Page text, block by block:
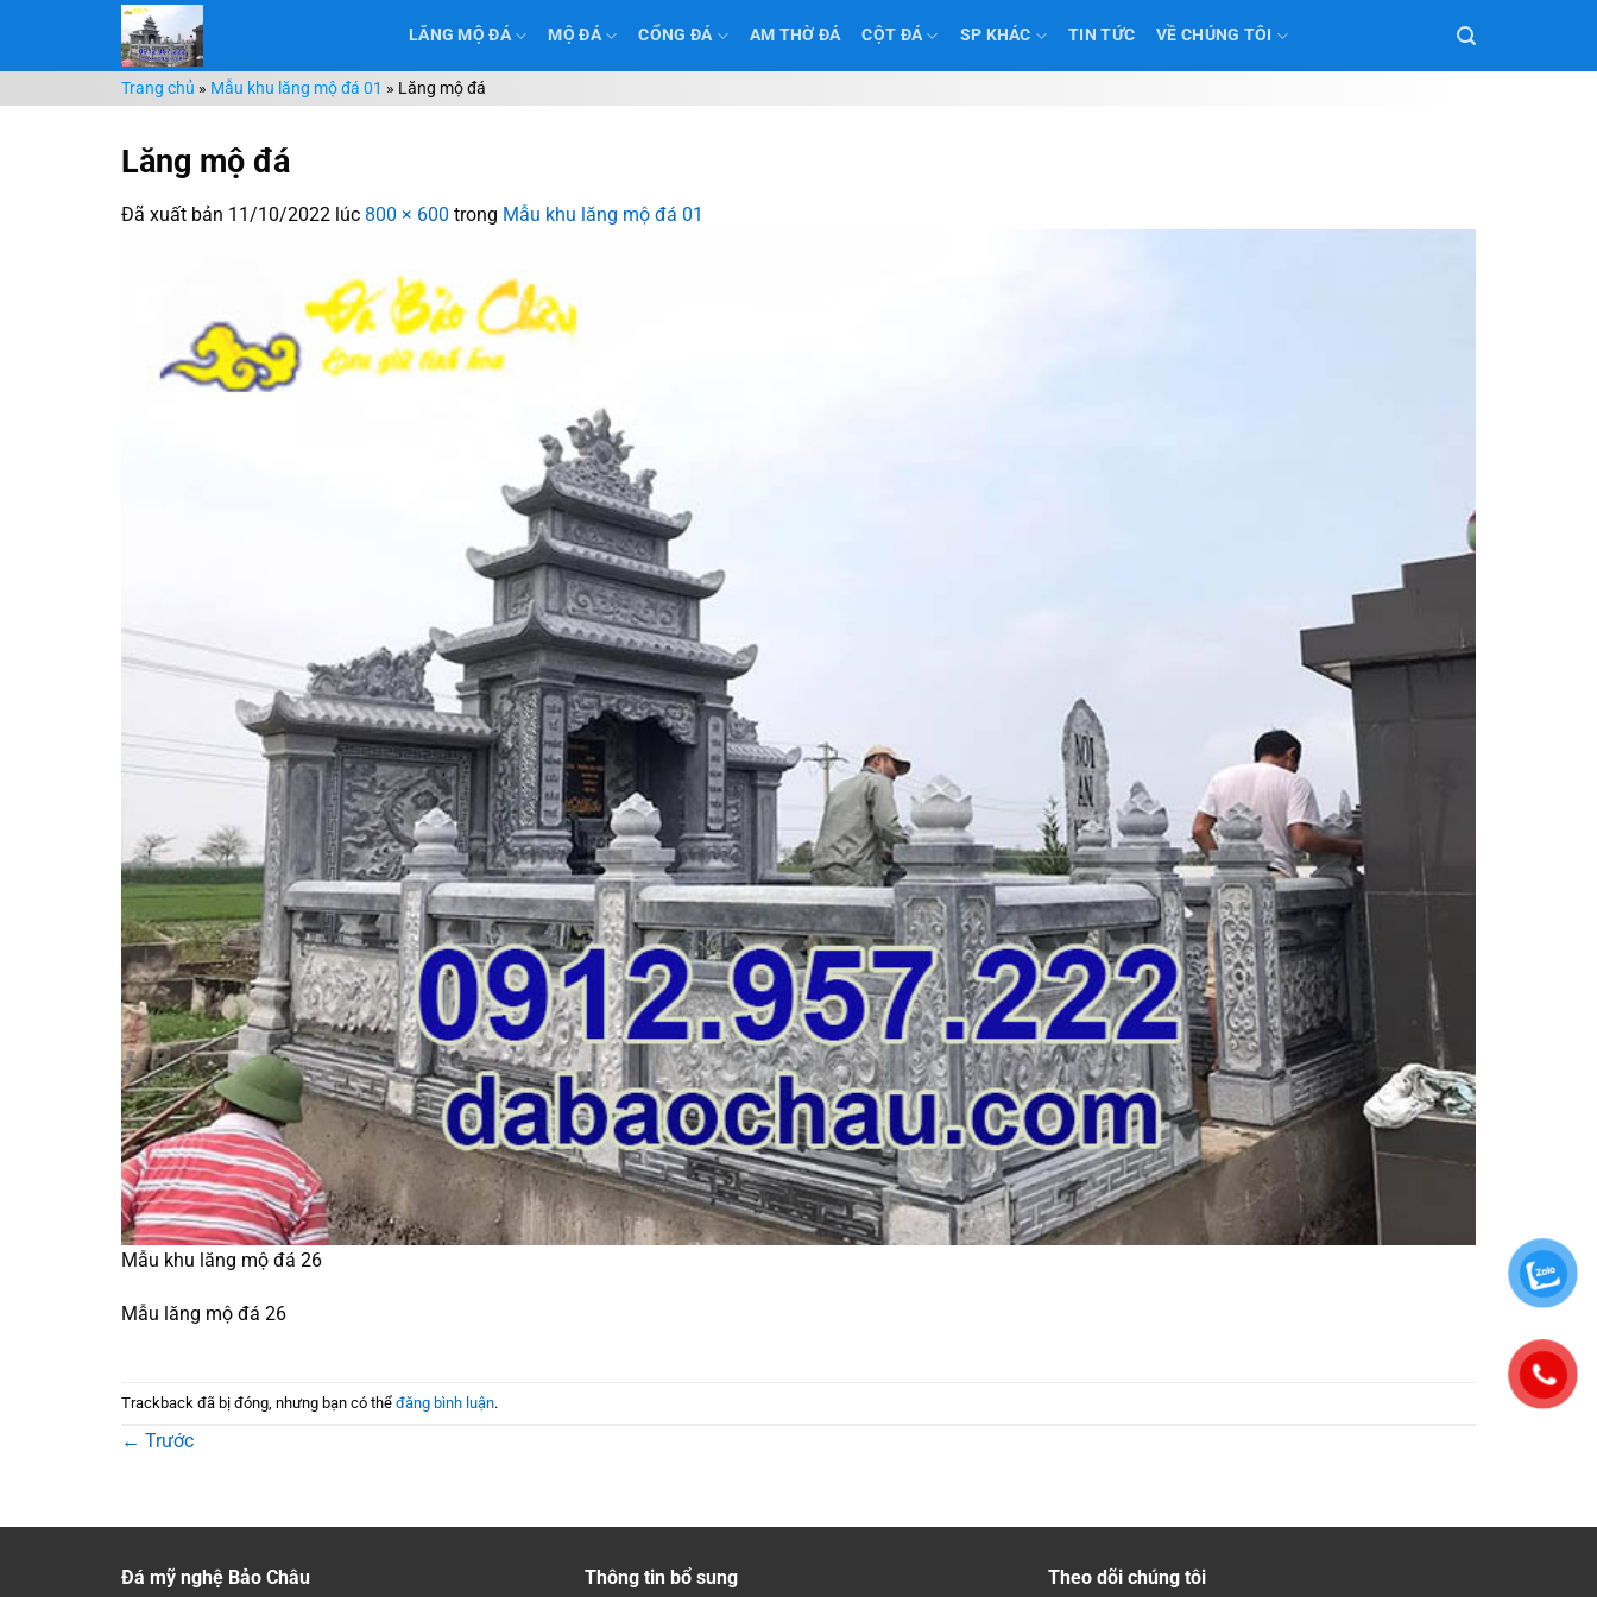
nội
dung
LĂNG MỘ ĐÁ MỘ ĐÁ CỔNG ĐÁ AM THỜ ĐÁ CỘT ĐÁ SP KHÁC TIN TỨC VỀ CHÚNG TÔI
Trang chủ » Mẫu khu lăng mộ đá 01 » Lăng mộ đá
Lăng mộ đá
Đã xuất bản 11/10/2022 lúc 800 × 600 trong Mẫu khu lăng mộ đá 01
Mẫu khu lăng mộ đá 26
Mẫu lăng mộ đá 26
Trackback đã bị đóng, nhưng bạn có thể đăng bình luận.
← Trước
Đá mỹ nghệ Bảo Châu Thông tin bổ sung Theo dõi chúng tôi